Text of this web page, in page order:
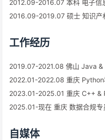
2012.09-2016.07 本科 电子信
2016.09-2019.07 硕士 知识产
工作经历
2019.07-2021.08 佛山 Java &
2022.01-2022.08 重庆 Python
2023.01-2025.01 重庆 C++ &
2025.01-现在 重庆 数据合规专
自媒体